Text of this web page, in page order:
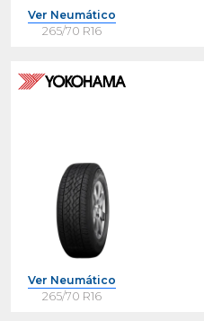
Ver Neumático
265/70 R16
Ver Neumático
265/70 R16